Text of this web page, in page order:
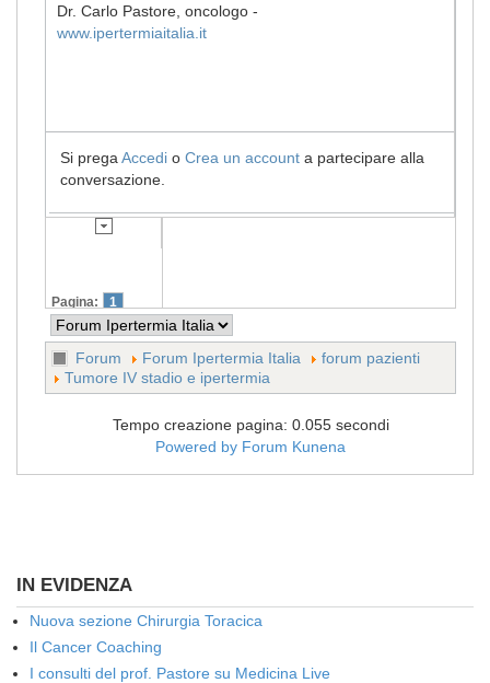
Dr. Carlo Pastore, oncologo -
www.ipertermiaitalia.it
Si prega Accedi o Crea un account a partecipare alla
conversazione.
Pagina: 1
Forum Forum Ipertermia Italia
forum pazienti
Tumore IV stadio e ipertermia
Tempo creazione pagina: 0.055 secondi
Powered by Forum Kunena
IN EVIDENZA
Nuova sezione Chirurgia Toracica
Il Cancer Coaching
I consulti del prof. Pastore su Medicina Live